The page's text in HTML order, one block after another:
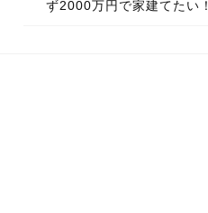
ず2000万円で家建てたい！